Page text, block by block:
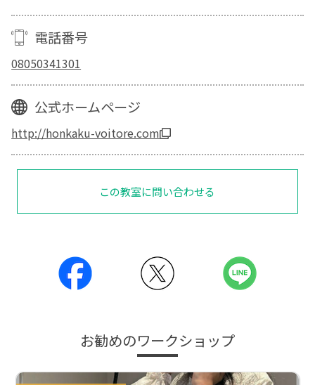
電話番号
08050341301
公式ホームページ
http://honkaku-voitore.com
この教室に問い合わせる
お勧めのワークショップ